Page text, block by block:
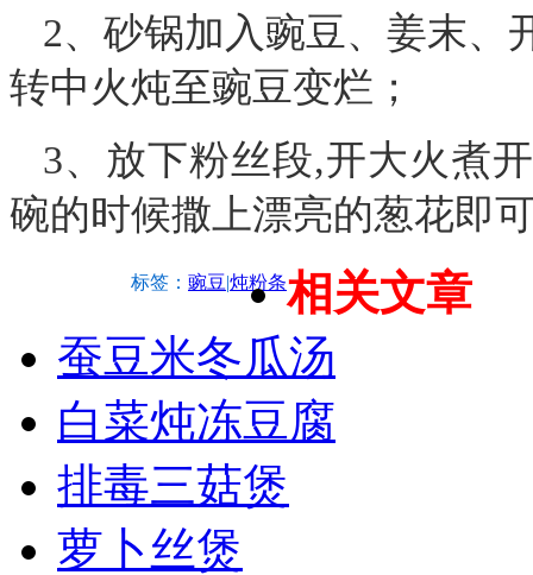
2、砂锅加入豌豆、姜末、
转中火炖至豌豆变烂；
3、放下粉丝段,开大火煮
碗的时候撒上漂亮的葱花即
标签： 豌豆|炖粉条相关文章
蚕豆米冬瓜汤
白菜炖冻豆腐
排毒三菇煲
萝卜丝煲